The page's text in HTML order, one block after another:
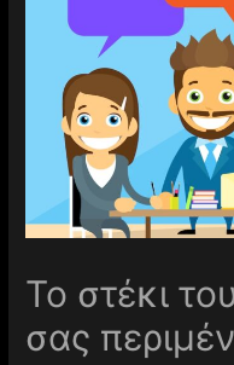
Το στέκι
σας